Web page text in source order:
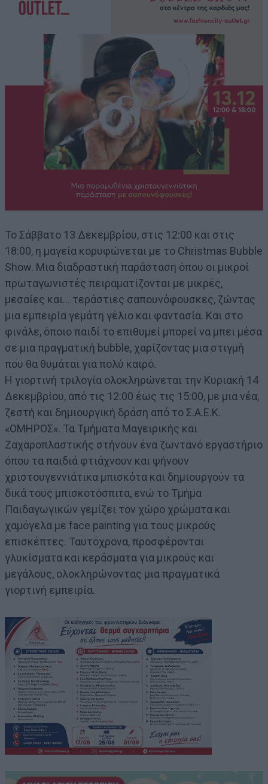
Το Σάββατο 13 Δεκεμβρίου, στις 12:00 και στις
18:00, η μαγεία κορυφώνεται με το Christmas Bubble
Show. Μια διαδραστική παράσταση όπου οι μικροί
πρωταγωνιστές πειραματίζονται με μικρές,
μεσαίες και… τεράστιες σαπουνόφουσκες, ζώντας
μια εμπειρία γεμάτη γέλιο και φαντασία. Και στο
φινάλε, όποιο παιδί το επιθυμεί μπορεί να μπει μέσα
σε μια πραγματική bubble, χαρίζοντας μια στιγμή
που θα θυμάται για πολύ καιρό.
Η γιορτινή τριλογία ολοκληρώνεται την Κυριακή 14
Δεκεμβρίου, από τις 12:00 έως τις 15:00, με μια νέα,
ζεστή και δημιουργική δράση από το Σ.Α.Ε.Κ.
«ΟΜΗΡΟΣ». Τα Τμήματα Μαγειρικής και
Ζαχαροπλαστικής στήνουν ένα ζωντανό εργαστήριο
όπου τα παιδιά φτιάχνουν και ψήνουν
χριστουγεννιάτικα μπισκότα και δημιουργούν τα
δικά τους μπισκοτόσπιτα, ενώ το Τμήμα
Παιδαγωγικών γεμίζει τον χώρο χρώματα και
χαμόγελα με face painting για τους μικρούς
επισκέπτες. Ταυτόχρονα, προσφέρονται
γλυκίσματα και κεράσματα για μικρούς και
μεγάλους, ολοκληρώνοντας μια πραγματικά
γιορτινή εμπειρία.